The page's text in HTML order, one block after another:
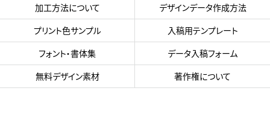
加工方法について
デザインデータ作成方法
プリント色サンプル
入稿用テンプレート
フォント・書体集
データ入稿フォーム
無料デザイン素材
著作権について